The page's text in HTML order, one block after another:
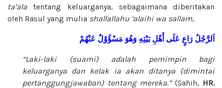
ta’ala tentang keluarganya, sebagaimana diberitakan
oleh Rasul yang mulia shallallahu ‘alaihi wa sallam,
اَلرَّجُلُ رَاعٍ عَلَى أَهْلِ بَيْتِهِ وَهُوَ مَسْؤُوْلٌ عَنْهُمْ
“Laki-laki (suami) adalah pemimpin bagi
keluarganya dan kelak ia akan ditanya (dimintai
pertanggungjawaban) tentang mereka.” (Sahih, HR.